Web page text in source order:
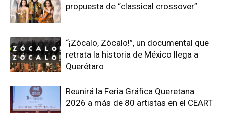
propuesta de “classical crossover”
“¡Zócalo, Zócalo!”, un documental que
retrata la historia de México llega a
Querétaro
Reunirá la Feria Gráfica Queretana
2026 a más de 80 artistas en el CEART